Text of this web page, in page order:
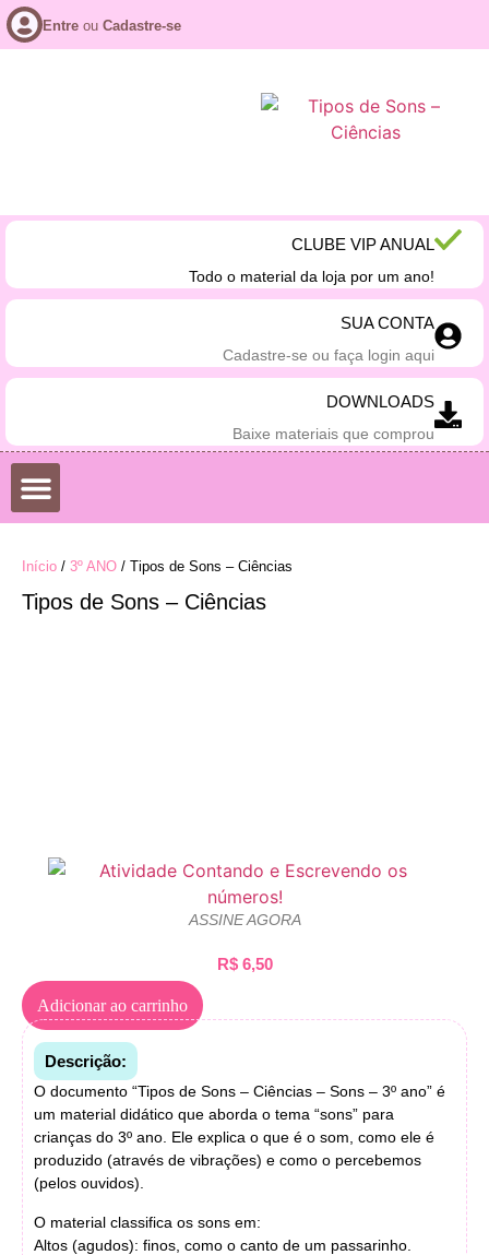
Entre ou Cadastre-se
CLUBE VIP ANUAL
Todo o material da loja por um ano!
SUA CONTA
Cadastre-se ou faça login aqui
DOWNLOADS
Baixe materiais que comprou
Início / 3º ANO / Tipos de Sons – Ciências
Tipos de Sons – Ciências
ASSINE AGORA
R$6,50
Adicionar ao carrinho
Descrição:
O documento “Tipos de Sons – Ciências – Sons – 3º ano” é
um material didático que aborda o tema “sons” para
crianças do 3º ano. Ele explica o que é o som, como ele é
produzido (através de vibrações) e como o percebemos
(pelos ouvidos).
O material classifica os sons em:
Altos (agudos): finos, como o canto de um passarinho.